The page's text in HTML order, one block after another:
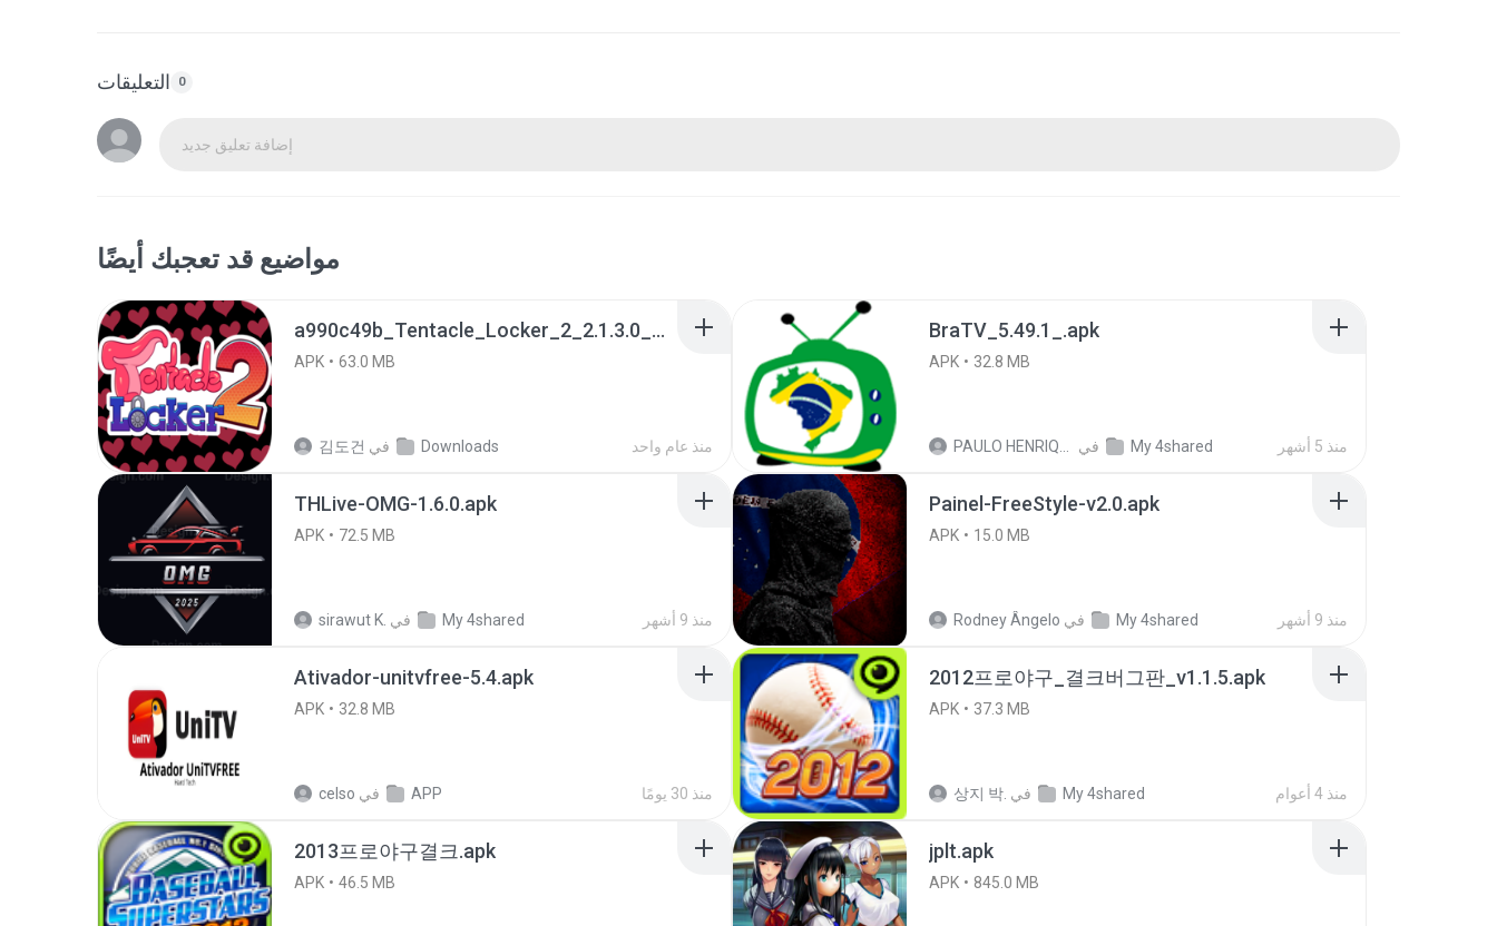
التعليقات 0
إضافة تعليق جديد
مواضيع قد تعجبك أيضًا
a990c49b_Tentacle_Locker_2_2.1.3.0_APKPure (1).apk
APK 63.0 MB
김도건 في Downloads منذ عام واحد
BraTV_5.49.1_.apk
APK 32.8 MB
في My 4shared منذ 5 أشهر
THLive-OMG-1.6.0.apk
APK 72.5 MB
sirawut K. في My 4shared منذ 9 أشهر
Painel-FreeStyle-v2.0.apk
APK 15.0 MB
Rodney Ângelo في My 4shared منذ 9 أشهر
Ativador-unitvfree-5.4.apk
APK 32.8 MB
celso في APP منذ 30 يومًا
2012프로야구_결크버그판_v1.1.5.apk
APK 37.3 MB
상지 박. في My 4shared منذ 4 أعوام
2013프로야구결크.apk
APK 46.5 MB
jplt.apk
APK 845.0 MB